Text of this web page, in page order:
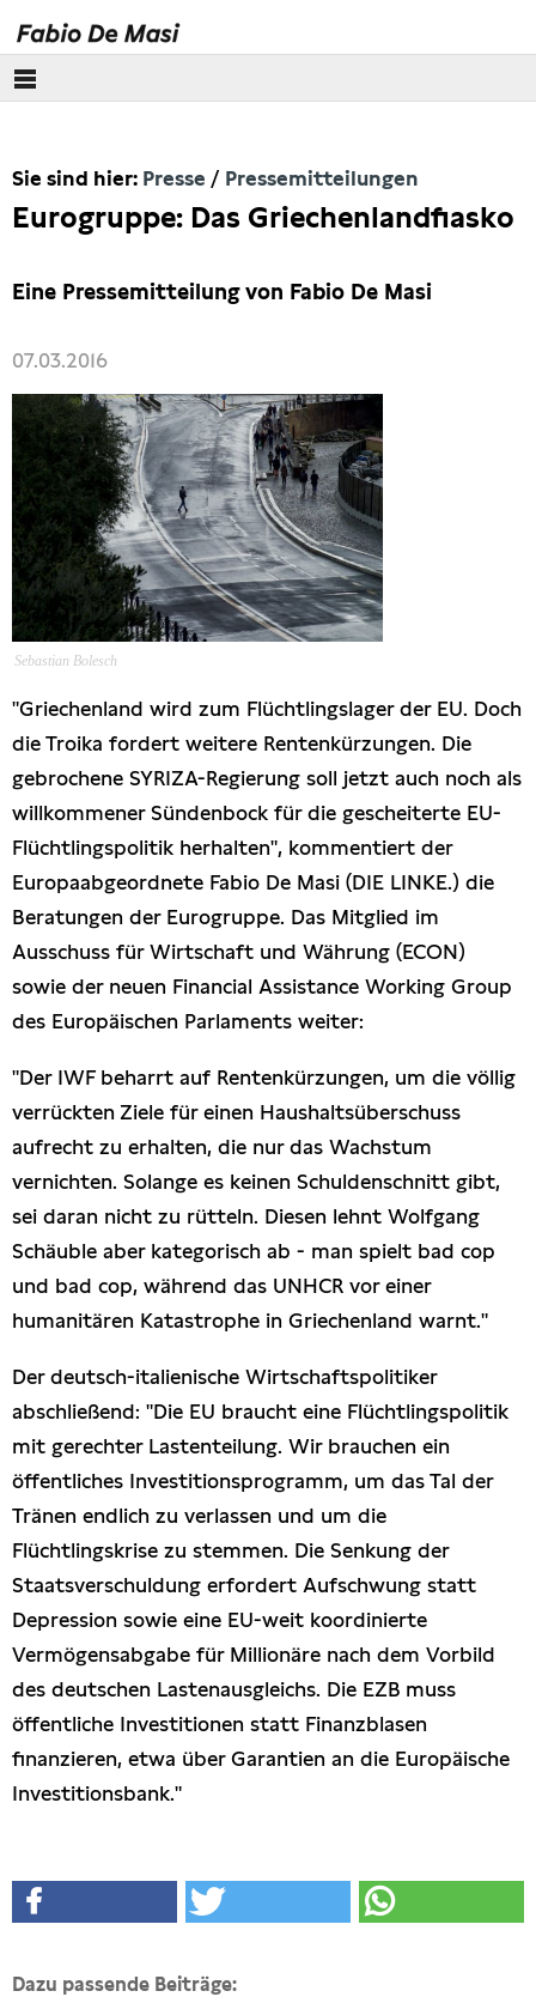
Europäisches Parlament
Presse
Pressebilder
Interviews
Artikel
Presseschau
Publikationen
Anfragen (Archivseite)
Sie sind hier: Presse Pressemitteilungen
Eurogruppe: Das Griechenlandfiasko
Eine Pressemitteilung von Fabio De Masi
07.03.2016
Sebastian Bolesch
"Griechenland wird zum Flüchtlingslager der EU. Doch
die Troika fordert weitere Rentenkürzungen. Die
gebrochene SYRIZA-Regierung soll jetzt auch noch als
willkommener Sündenbock für die gescheiterte EU-
Flüchtlingspolitik herhalten", kommentiert der
Europaabgeordnete Fabio De Masi (DIE LINKE.) die
Beratungen der Eurogruppe. Das Mitglied im
Ausschuss für Wirtschaft und Währung (ECON)
sowie der neuen Financial Assistance Working Group
des Europäischen Parlaments weiter:
"Der IWF beharrt auf Rentenkürzungen, um die völlig
verrückten Ziele für einen Haushaltsüberschuss
aufrecht zu erhalten, die nur das Wachstum
vernichten. Solange es keinen Schuldenschnitt gibt,
sei daran nicht zu rütteln. Diesen lehnt Wolfgang
Schäuble aber kategorisch ab - man spielt bad cop
und bad cop, während das UNHCR vor einer
humanitären Katastrophe in Griechenland warnt."
Der deutsch-italienische Wirtschaftspolitiker
abschließend: "Die EU braucht eine Flüchtlingspolitik
mit gerechter Lastenteilung. Wir brauchen ein
öffentliches Investitionsprogramm, um das Tal der
Tränen endlich zu verlassen und um die
Flüchtlingskrise zu stemmen. Die Senkung der
Staatsverschuldung erfordert Aufschwung statt
Depression sowie eine EU-weit koordinierte
Vermögensabgabe für Millionäre nach dem Vorbild
des deutschen Lastenausgleichs. Die EZB muss
öffentliche Investitionen statt Finanzblasen
finanzieren, etwa über Garantien an die Europäische
Investitionsbank."
Dazu passende Beiträge: